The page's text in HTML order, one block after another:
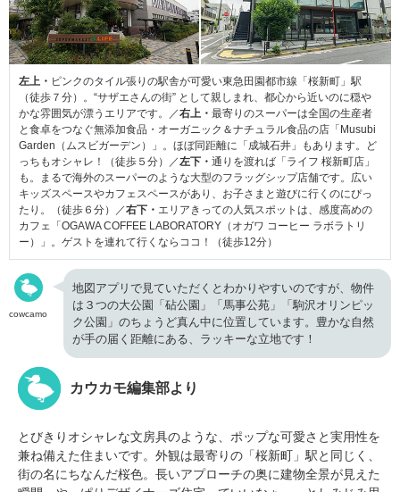
左上・ ピンクのタイル張りの駅舎が可愛い東急田園都市線「桜新町」駅
（徒歩７分）。“サザエさんの街” として親しまれ、都心から近いのに穏や
かな雰囲気が漂うエリアです。／右上・ 最寄りのスーパーは全国の生産者
と食卓をつなぐ無添加食品・オーガニック＆ナチュラル食品の店「Musubi
Garden（ムスビガーデン）」。ほぼ同距離に「成城石井」もあります。ど
っちもオシャレ！（徒歩５分）／左下・ 通りを渡れば「ライフ 桜新町店」
も。まるで海外のスーパーのような大型のフラッグシップ店舗です。広い
キッズスペースやカフェスペースがあり、お子さまと遊びに行くのにぴっ
たり。（徒歩６分）／右下・ エリアきっての人気スポットは、感度高めの
カフェ「OGAWA COFFEE LABORATORY（オガワ コーヒー ラボラトリ
ー）」。ゲストを連れて行くならココ！（徒歩12分）
cowcamo
地図アプリで見ていただくとわかりやすいのですが、物件
は３つの大公園「砧公園」「馬事公苑」「駒沢オリンピッ
ク公園」のちょうど真ん中に位置しています。豊かな自然
が手の届く距離にある、ラッキーな立地です！
カウカモ編集部より
とびきりオシャレな文房具のような、ポップな可愛さと実用性を
兼ね備えた住まいです。外観は最寄りの「桜新町」駅と同じく、
街の名にちなんだ桜色。長いアプローチの奥に建物全景が見えた